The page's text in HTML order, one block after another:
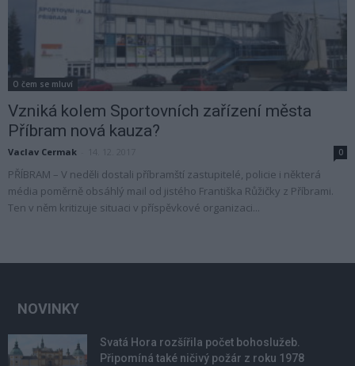
O čem se mluví
Vzniká kolem Sportovních zařízení města
Příbram nová kauza?
Vaclav Cermak 0
PŘÍBRAM – V neděli dostali příbramští zastupitelé, policie i některá
média poměrně obsáhlý mail od jistého Františka Růžičky z Příbrami.
Ten v něm kritizuje situaci v příspěvkové organizaci...
NOVINKY
Svatá Hora rozšířila počet bohoslužeb.
Připomíná také ničivý požár z roku 1978